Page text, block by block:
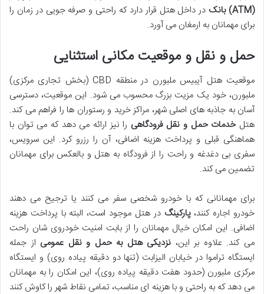
(ATM) بانک
در داخل هتل قرار دارد که راحتی و صرفه جویی در زمان را
برای مهمانان به ارمغان می آورد.
حمل و نقل و موقعیت مکانی استثنایی
موقعیت هتل آیبیس ملبورن در منطقه CBD (بخش تجاری مرکزی)
ملبورن، خود یک مزیت بزرگ محسوب می شود. این موقعیت، دسترسی
آسان به جاذبه های اصلی شهر، مراکز خرید و رستوران ها را فراهم می کند.
هتلخدمات حمل و نقل فرودگاهی را نیز ارائه می دهد که می توان با
هماهنگی قبلی و پرداخت هزینه اضافی، آن را رزرو کرد. این سرویس،
سفری بی دغدغه و راحت را از فرودگاه به هتل و بالعکس برای مهمانان
تضمین می کند.
برای مهمانانی که با خودرو شخصی سفر می کنند یا ترجیح می دهند
خودرو اجاره کنند،پارکینگ در هتل موجود است، البته با پرداخت هزینه
اضافی. این امکان خیال مهمانان را از بابت امنیت خودروی شان راحت
می کند. علاوه بر این، نزدیکی هتل به حمل و نقل عمومی از جمله
ایستگاه تراموا در خیابان الیزابت (تنها دو دقیقه پیاده روی) و ایستگاه
مرکزی ملبورن (حدود هفت دقیقه پیاده روی)، این امکان را به مهمانان
می دهد که به راحتی و با هزینه ای مناسب، تمامی نقاط شهر را کاوش کنند